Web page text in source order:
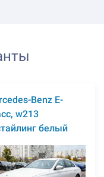
Benz E-
w213
белый